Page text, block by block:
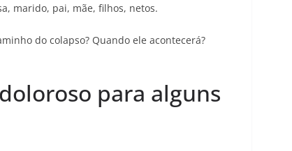
marido, pai, mãe, filhos, netos.
do colapso? Quando ele acontecerá?
para alguns